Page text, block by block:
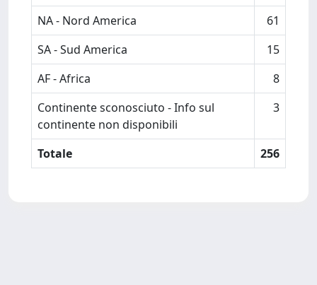
NA - Nord America
61
SA - Sud America
15
AF - Africa
8
Continente sconosciuto - Info sul
continente non disponibili
3
Totale 256